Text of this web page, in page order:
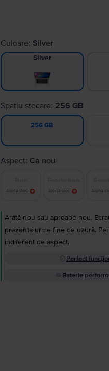
Culoare: Silver
Silver
Spatiu stocare: 256 GB
256 GB
Aspect: Ca nou
Alertă stoc Alertă stoc Alertă
Arată nou sau aproape nou.
prezenta urme fine de uzură.
indiferent de aspect.
Perfect
Baterie